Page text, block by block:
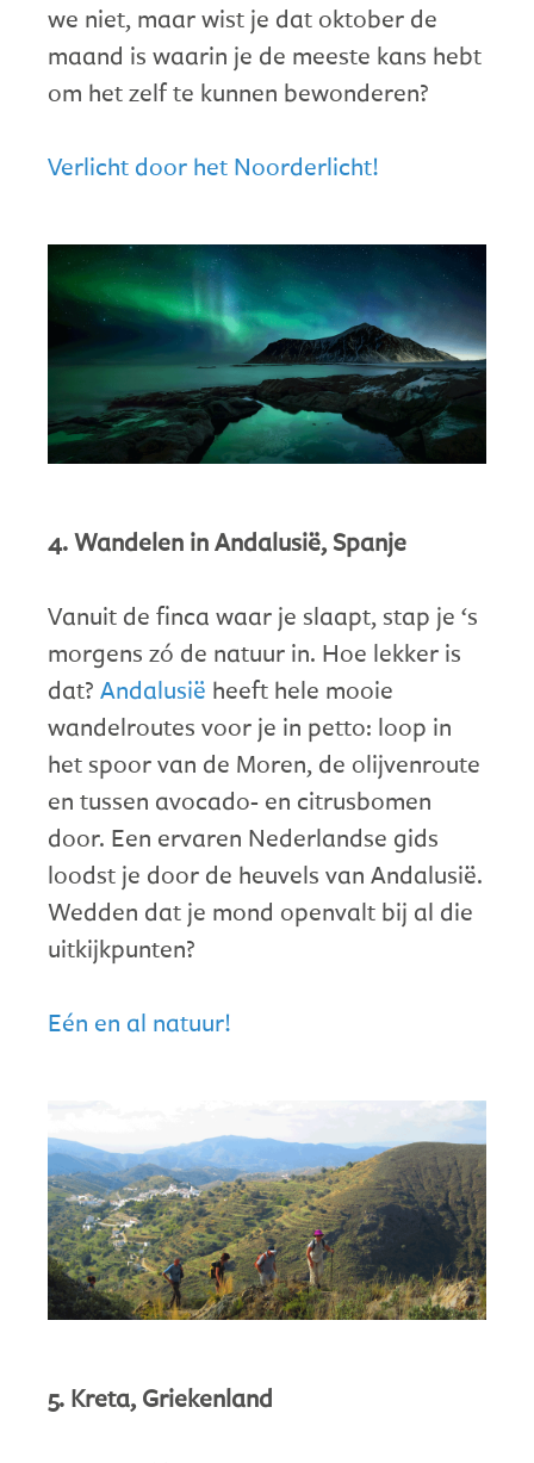
we niet, maar wist je dat oktober de
maand is waarin je de meeste kans hebt
om het zelf te kunnen bewonderen?
Verlicht door het Noorderlicht!
4. Wandelen in Andalusië, Spanje
Vanuit de finca waar je slaapt, stap je ‘s
morgens zó de natuur in. Hoe lekker is
dat? Andalusië heeft hele mooie
wandelroutes voor je in petto: loop in
het spoor van de Moren, de olijvenroute
en tussen avocado- en citrusbomen
door. Een ervaren Nederlandse gids
loodst je door de heuvels van Andalusië.
Wedden dat je mond openvalt bij al die
uitkijkpunten?
Eén en al natuur!
5. Kreta, Griekenland